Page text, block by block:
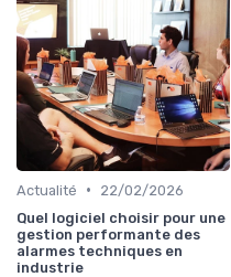
Actualité •
22/02/2026
Quel logiciel choisir pour une
gestion performante des
alarmes techniques en
industrie